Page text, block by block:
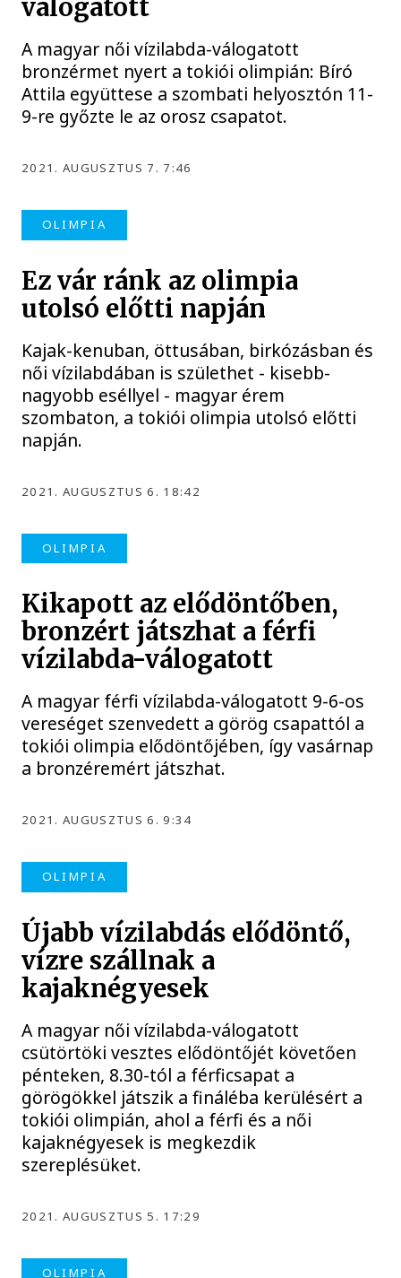
válogatott
A magyar női vízilabda-válogatott
bronzérmet nyert a tokiói olimpián: Bíró
Attila együttese a szombati helyosztón 11-
9-re győzte le az orosz csapatot.
2021. AUGUSZTUS 7. 7:46
OLIMPIA
Ez vár ránk az olimpia
utolsó előtti napján
Kajak-kenuban, öttusában, birkózásban és
női vízilabdában is születhet - kisebb-
nagyobb eséllyel - magyar érem
szombaton, a tokiói olimpia utolsó előtti
napján.
2021. AUGUSZTUS 6. 18:42
OLIMPIA
Kikapott az elődöntőben,
bronzért játszhat a férfi
vízilabda-válogatott
A magyar férfi vízilabda-válogatott 9-6-os
vereséget szenvedett a görög csapattól a
tokiói olimpia elődöntőjében, így vasárnap
a bronzéremért játszhat.
2021. AUGUSZTUS 6. 9:34
OLIMPIA
Újabb vízilabdás elődöntő,
vízre szállnak a
kajaknégyesek
A magyar női vízilabda-válogatott
csütörtöki vesztes elődöntőjét követően
pénteken, 8.30-tól a férficsapat a
görögökkel játszik a fináléba kerülésért a
tokiói olimpián, ahol a férfi és a női
kajaknégyesek is megkezdik
szereplésüket.
2021. AUGUSZTUS 5. 17:29
OLIMPIA